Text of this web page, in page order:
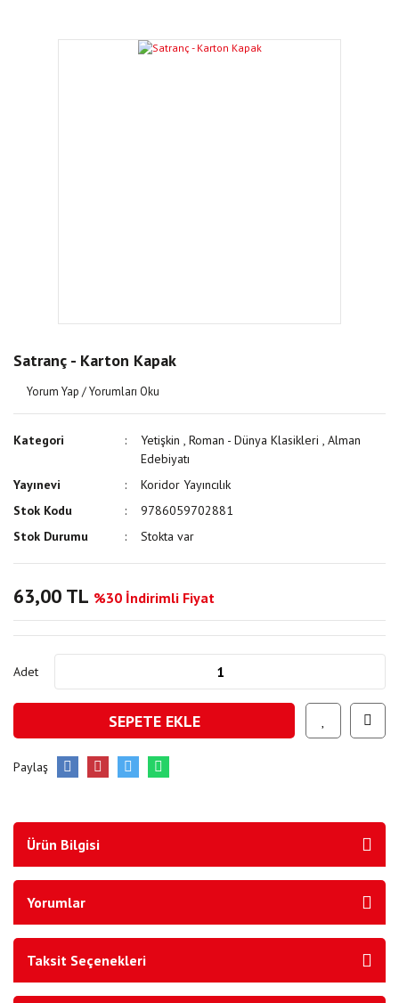
Satranç - Karton Kapak
Yorum Yap / Yorumları Oku
Kategori Yetişkin ,Roman - Dünya Klasikleri ,Alman
Edebiyatı
Yayınevi
Koridor Yayıncılık
Stok Kodu
9786059702881
Stok Durumu
Stokta var
63,00 TL %30 İndirimli Fiyat
Adet
SEPETE EKLE
Paylaş
Ürün Bilgisi
Yorumlar
Taksit Seçenekleri